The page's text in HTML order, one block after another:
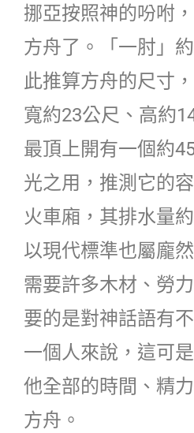
挪亞按照神的吩咐
方舟了。「一肘」
此推算方舟的尺寸
寬約23公尺、高約
最頂上開有一個約
光之用，推測它的
火車廂，其排水量
以現代標準也屬龐
需要許多木材、勞
要的是對神話語有
一個人來說，這可
他全部的時間、精
方舟。